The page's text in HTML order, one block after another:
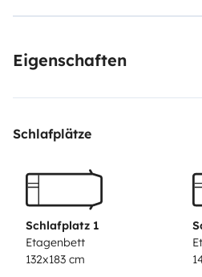
camas dobles traseras en
espacio si sólo hay 2 o 3
lavabo con ducha, control de
Eigenschaften
Schlafplätze
Schlafplatz 1
Etagenbett
132x183 cm